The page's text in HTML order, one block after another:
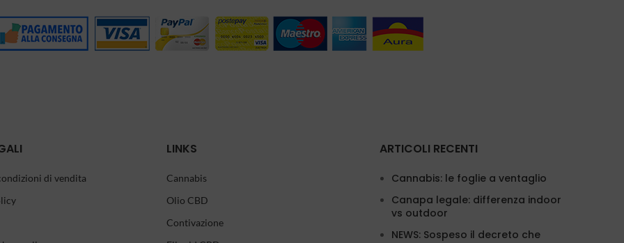
di vendita
LINKS
Cannabis
Olio CBD
Contivazione
ARTICOLI RECENTI
Cannabis: le foglie a ventaglio
Canapa legale: differenza indoor
vs outdoor
NEWS: Sospeso il decreto che